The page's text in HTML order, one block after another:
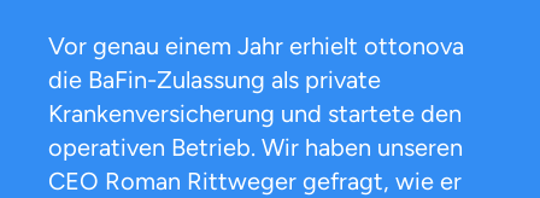
Vor genau einem Jahr erhielt ottonova
die BaFin-Zulassung als private
Krankenversicherung und startete den
operativen Betrieb. Wir haben unseren
CEO Roman Rittweger gefragt, wie er